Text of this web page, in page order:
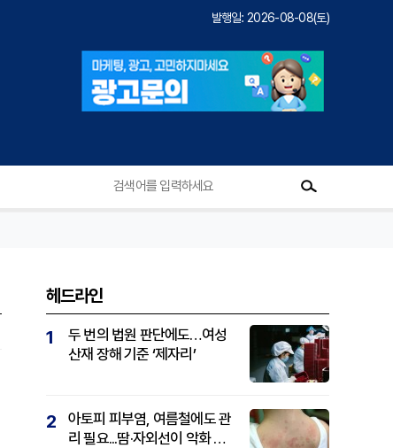
발행일: 2026-08-08(토)
헤드라인
1
두 번의 법원 판단에도…여성
산재 장해 기준 ‘제자리’
2
아토피 피부염, 여름철에도 관
리 필요...땀·자외선이 악화 요